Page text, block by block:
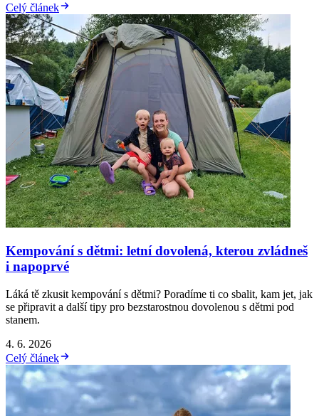
Celý článek
Kempování s dětmi: letní dovolená, kterou zvládneš
i napoprvé
Láká tě zkusit kempování s dětmi? Poradíme ti co sbalit, kam jet, jak
se připravit a další tipy pro bezstarostnou dovolenou s dětmi pod
stanem.
4. 6. 2026
Celý článek